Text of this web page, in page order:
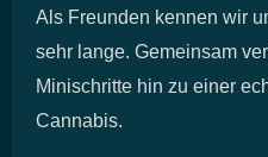
Als Freunden kennen wir
sehr lange. Gemeinsam
Minischritte hin zu einer
Cannabis.